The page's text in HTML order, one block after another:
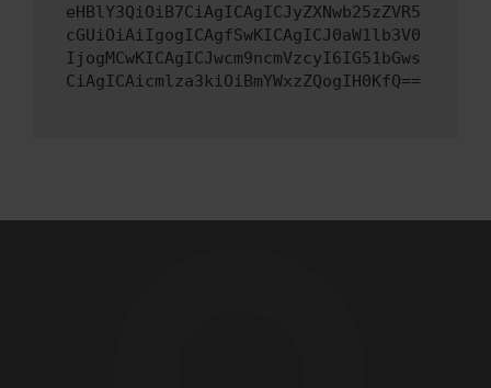
eHBlY3QiOiB7CiAgICAgICJyZXNwb25zZVR5
cGUiOiAiIgogICAgfSwKICAgICJ0aW1lb3V0
IjogMCwKICAgICJwcm9ncmVzcyI6IG51bGws
CiAgICAicmlza3kiOiBmYWxzZQogIH0KfQ==